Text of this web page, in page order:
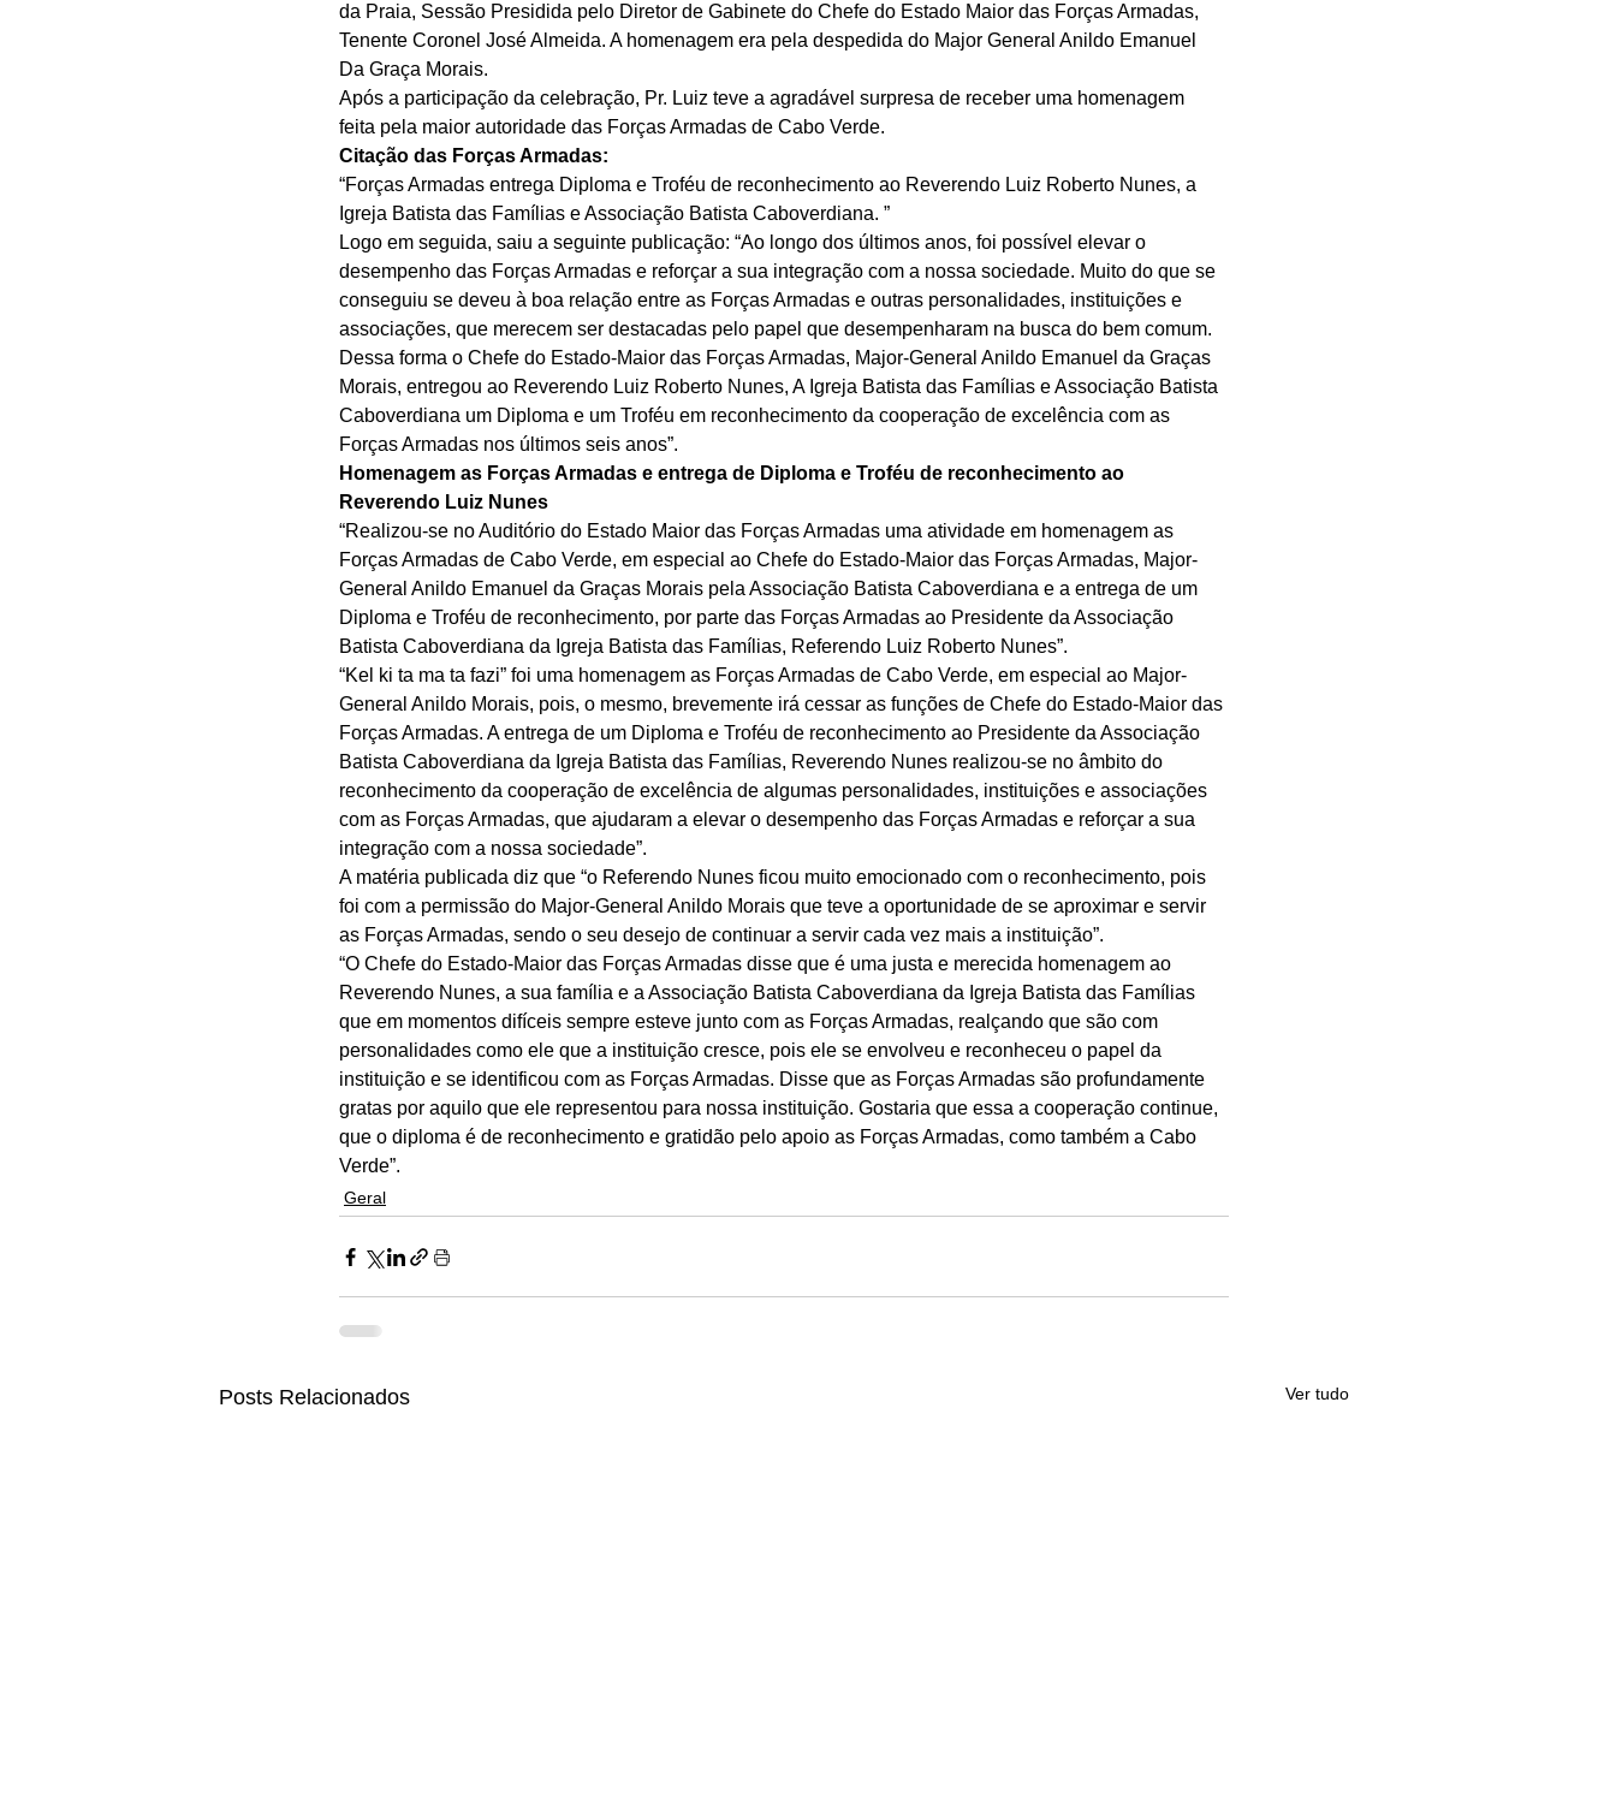
da Praia, Sessão Presidida pelo Diretor de Gabinete do Chefe do Estado Maior das Forças Armadas,
Tenente Coronel José Almeida. A homenagem era pela despedida do Major General Anildo Emanuel
Da Graça Morais.
Após a participação da celebração, Pr. Luiz teve a agradável surpresa de receber uma homenagem
feita pela maior autoridade das Forças Armadas de Cabo Verde.
Citação das Forças Armadas:
“Forças Armadas entrega Diploma e Troféu de reconhecimento ao Reverendo Luiz Roberto Nunes, a
Igreja Batista das Famílias e Associação Batista Caboverdiana. ”
Logo em seguida, saiu a seguinte publicação: “Ao longo dos últimos anos, foi possível elevar o
desempenho das Forças Armadas e reforçar a sua integração com a nossa sociedade. Muito do que se
conseguiu se deveu à boa relação entre as Forças Armadas e outras personalidades, instituições e
associações, que merecem ser destacadas pelo papel que desempenharam na busca do bem comum.
Dessa forma o Chefe do Estado-Maior das Forças Armadas, Major-General Anildo Emanuel da Graças
Morais, entregou ao Reverendo Luiz Roberto Nunes, A Igreja Batista das Famílias e Associação Batista
Caboverdiana um Diploma e um Troféu em reconhecimento da cooperação de excelência com as
Forças Armadas nos últimos seis anos”.
Homenagem as Forças Armadas e entrega de Diploma e Troféu de reconhecimento ao
Reverendo Luiz Nunes
“Realizou-se no Auditório do Estado Maior das Forças Armadas uma atividade em homenagem as
Forças Armadas de Cabo Verde, em especial ao Chefe do Estado-Maior das Forças Armadas, Major-
General Anildo Emanuel da Graças Morais pela Associação Batista Caboverdiana e a entrega de um
Diploma e Troféu de reconhecimento, por parte das Forças Armadas ao Presidente da Associação
Batista Caboverdiana da Igreja Batista das Famílias, Referendo Luiz Roberto Nunes”.
“Kel ki ta ma ta fazi” foi uma homenagem as Forças Armadas de Cabo Verde, em especial ao Major-
General Anildo Morais, pois, o mesmo, brevemente irá cessar as funções de Chefe do Estado-Maior das
Forças Armadas. A entrega de um Diploma e Troféu de reconhecimento ao Presidente da Associação
Batista Caboverdiana da Igreja Batista das Famílias, Reverendo Nunes realizou-se no âmbito do
reconhecimento da cooperação de excelência de algumas personalidades, instituições e associações
com as Forças Armadas, que ajudaram a elevar o desempenho das Forças Armadas e reforçar a sua
integração com a nossa sociedade”.
A matéria publicada diz que “o Referendo Nunes ficou muito emocionado com o reconhecimento, pois
foi com a permissão do Major-General Anildo Morais que teve a oportunidade de se aproximar e servir
as Forças Armadas, sendo o seu desejo de continuar a servir cada vez mais a instituição”.
“O Chefe do Estado-Maior das Forças Armadas disse que é uma justa e merecida homenagem ao
Reverendo Nunes, a sua família e a Associação Batista Caboverdiana da Igreja Batista das Famílias
que em momentos difíceis sempre esteve junto com as Forças Armadas, realçando que são com
personalidades como ele que a instituição cresce, pois ele se envolveu e reconheceu o papel da
instituição e se identificou com as Forças Armadas. Disse que as Forças Armadas são profundamente
gratas por aquilo que ele representou para nossa instituição. Gostaria que essa a cooperação continue,
que o diploma é de reconhecimento e gratidão pelo apoio as Forças Armadas, como também a Cabo
Verde”.
Geral
Posts Relacionados Ver tudo